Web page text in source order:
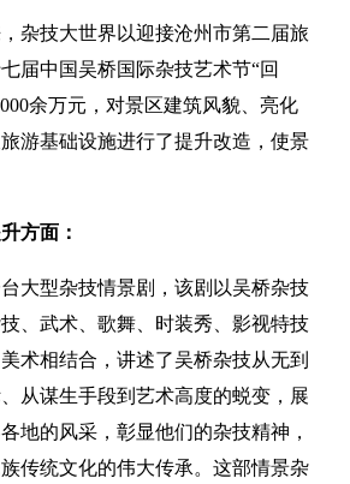
杂技大世界以迎接沧州市第二届旅
届中国吴桥国际杂技艺术节“回
余万元，对景区建筑风貌、亮化
游基础设施进行了提升改造，使景
方面：
大型杂技情景剧，该剧以吴桥杂技
、武术、歌舞、时装秀、影视特技
术相结合，讲述了吴桥杂技从无到
从谋生手段到艺术高度的蜕变，展
地的风采，彰显他们的杂技精神，
传统文化的伟大传承。这部情景杂